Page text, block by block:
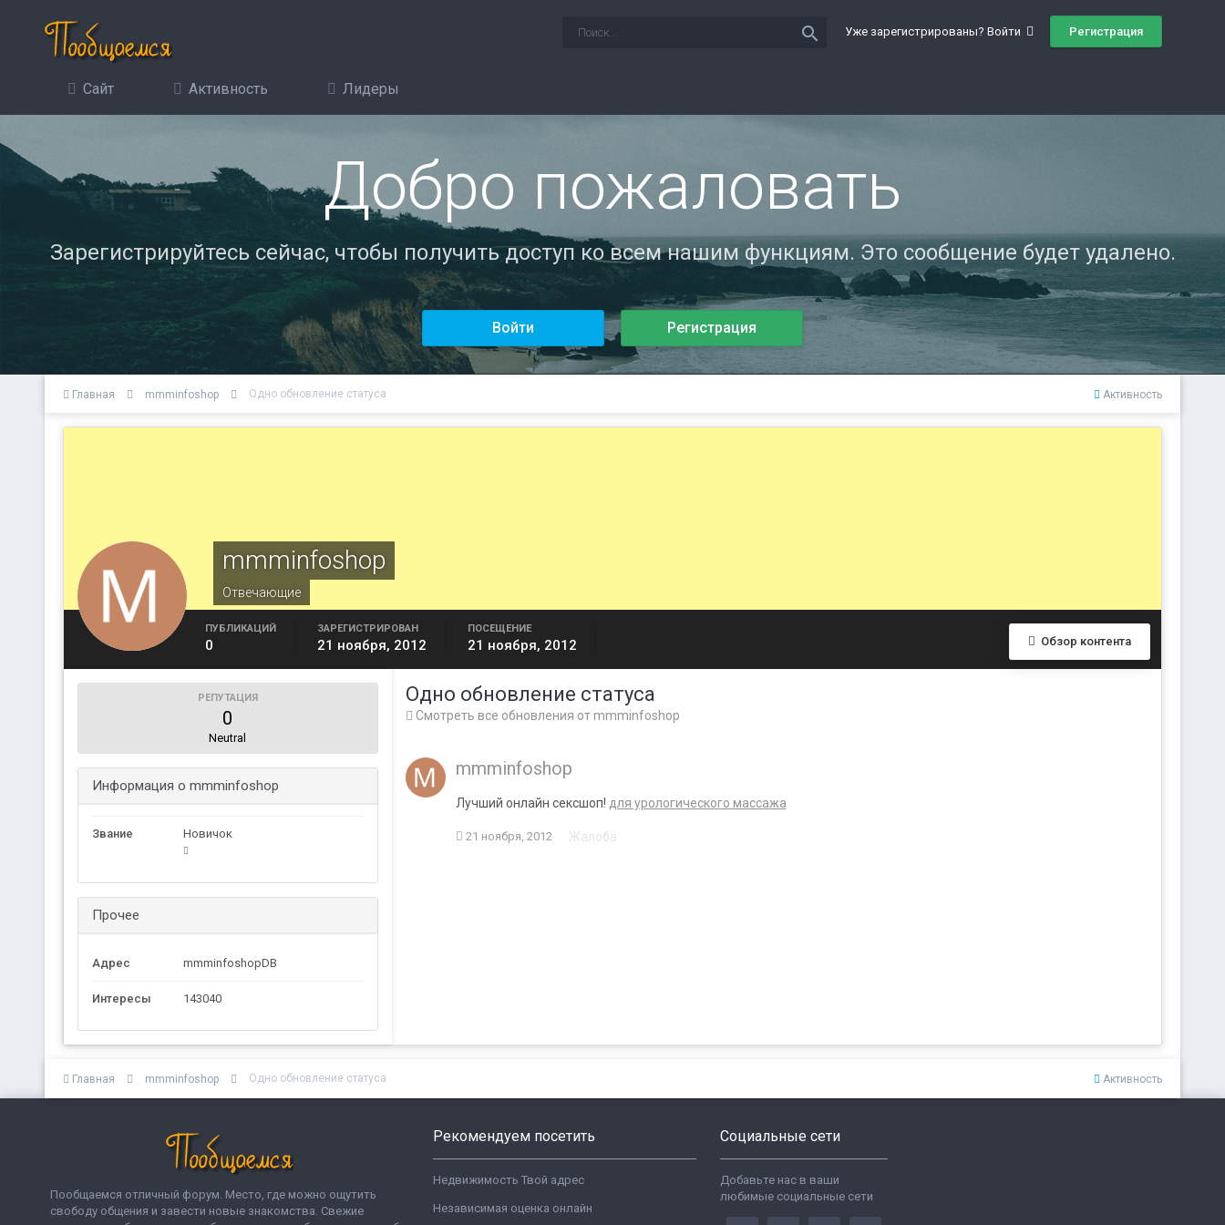
Уже зарегистрированы? Войти Регистрация
search
Сайт Активность Лидеры
Добро пожаловать
Зарегистрируйтесь сейчас, чтобы получить доступ ко всем нашим функциям. Это сообщение будет удалено.
Войти Регистрация
Активность
Главная mmminfoshop Одно обновление статуса
mmminfoshop
Отвечающие
Обзор контента
ПУБЛИКАЦИЙ
0
ЗАРЕГИСТРИРОВАН
21 ноября, 2012
ПОСЕЩЕНИЕ
21 ноября, 2012
РЕПУТАЦИЯ
0
Neutral
Информация о mmminfoshop
Звание Новичок
Прочее
Адрес mmminfoshopDB
Интересы 143040
Одно обновление статуса
Смотреть все обновления от mmminfoshop
mmminfoshop
Лучший онлайн сексшоп! для урологического массажа
21 ноября, 2012 Жалоба
Активность
Главная mmminfoshop Одно обновление статуса
Пообщаемся отличный форум. Место, где можно ощутить
свободу общения и завести новые знакомства. Свежие
Рекомендуем посетить
Недвижимость Твой адрес
Независимая оценка онлайн
Социальные сети
Добавьте нас в ваши
любимые социальные сети